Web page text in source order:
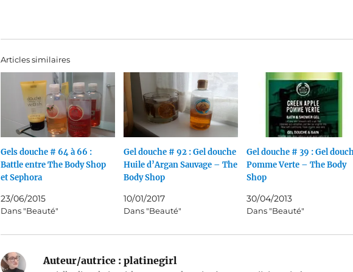
Articles similaires
Gels douche # 64 à 66 :
Battle entre The Body Shop
et Sephora
23/06/2015
Dans "Beauté"
Gel douche # 92 : Gel douche
Huile d’Argan Sauvage – The
Body Shop
10/01/2017
Dans "Beauté"
Gel douche # 39 : Gel
Pomme Verte – The Body
Shop
30/04/2013
Dans "Beauté"
Auteur/autrice :platinegirl